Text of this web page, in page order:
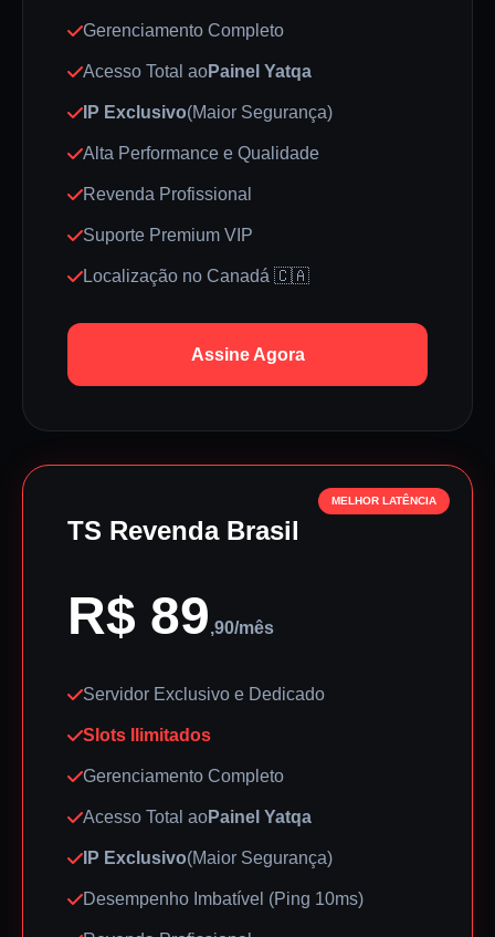
Gerenciamento Completo
Acesso Total aoPainel Yatqa
IP Exclusivo(Maior Segurança)
Alta Performance e Qualidade
Revenda Profissional
Suporte Premium VIP
Localização no Canadá 🇨🇦
Assine Agora
MELHOR LATÊNCIA
TS Revenda Brasil
R$ 89,90/mês
Servidor Exclusivo e Dedicado
Slots Ilimitados
Gerenciamento Completo
Acesso Total aoPainel Yatqa
IP Exclusivo(Maior Segurança)
Desempenho Imbatível (Ping 10ms)